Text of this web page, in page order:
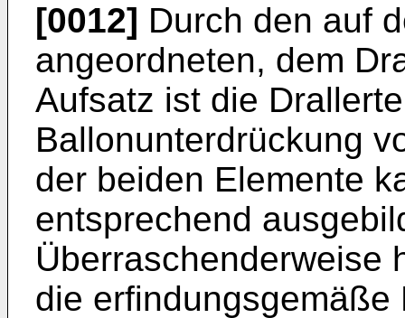
[0012] Durch den auf
angeordneten, dem
Aufsatz ist die
Ballonunterdrückung
der beiden Elemente
entsprechend
Überraschenderweise
die